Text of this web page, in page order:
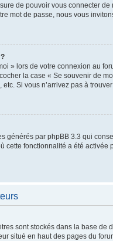
de pouvoir vous connecter de
mot de passe, nous vous
» lors de votre connexion au
la case « Se souvenir de
Si vous n’arrivez pas à
générés par phpBB 3.3 qui
cette fonctionnalité a été
sont stockés dans la base
situé en haut des pages du